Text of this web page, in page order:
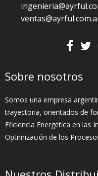
Sobre nosotros
Somos una empresa
trayectoria, orientados de
Eficiencia Energética en las
Optimización de los